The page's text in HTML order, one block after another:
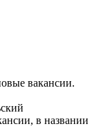
вакансии.
в названии